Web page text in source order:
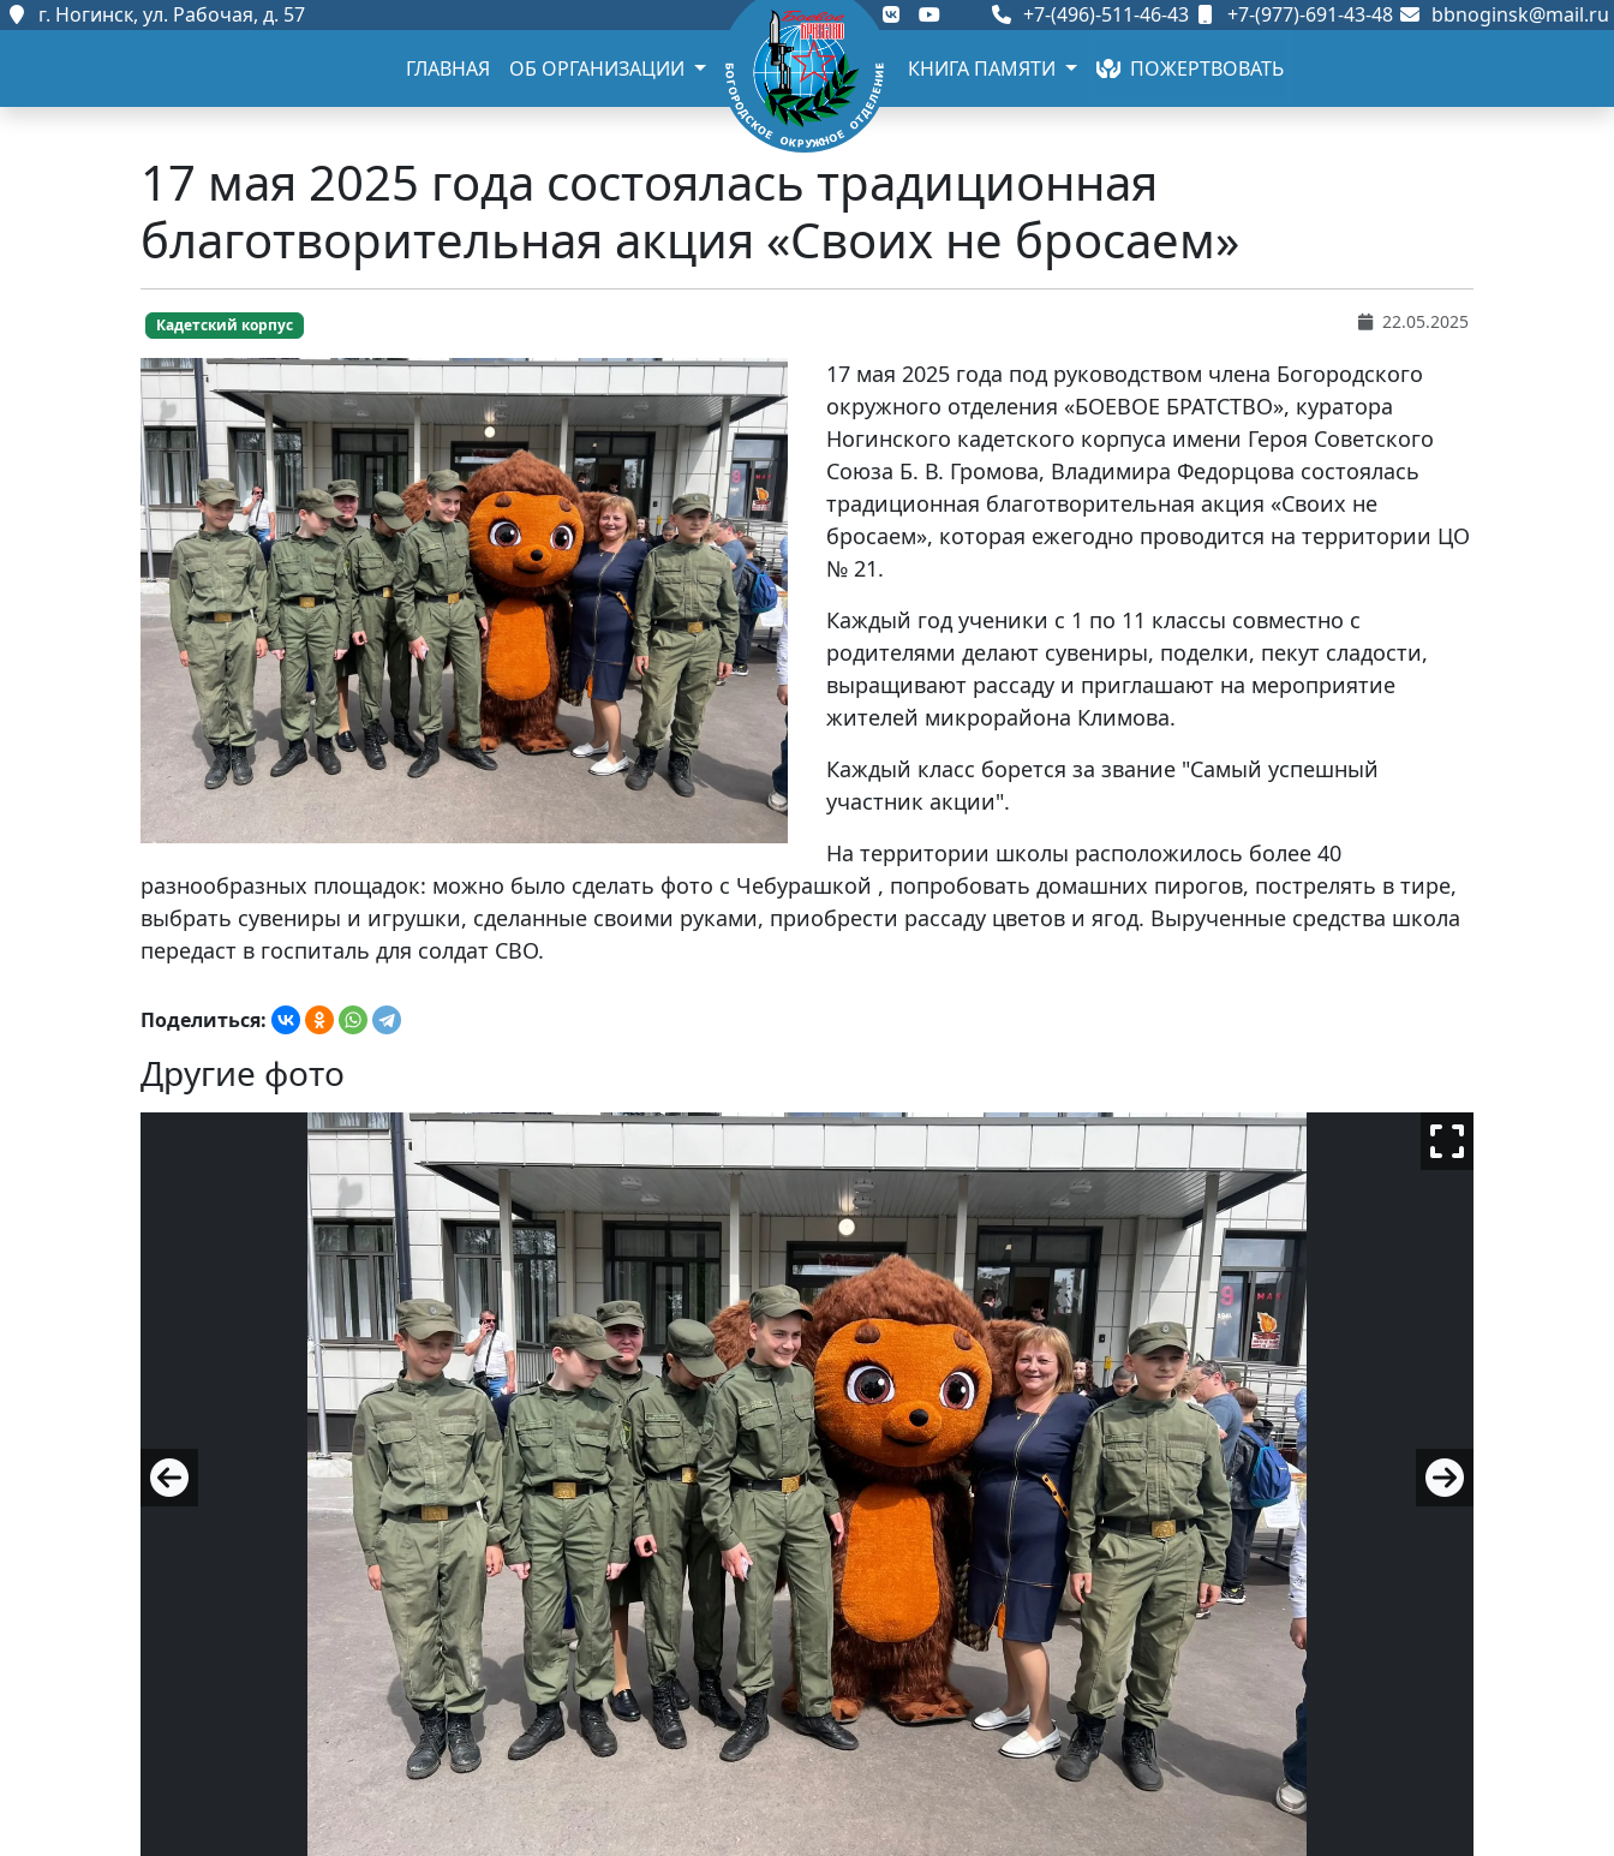
г. Ногинск, ул. Рабочая, д. 57 +7-(496)-511-46-43 +7-(977)-691-43-48 bbnoginsk@mail.ru
ГЛАВНАЯ ОБ ОРГАНИЗАЦИИ КНИГА ПАМЯТИ ПОЖЕРТВОВАТЬ
17 мая 2025 года состоялась традиционная
благотворительная акция «Своих не бросаем»
Кадетский корпус 22.05.2025
17 мая 2025 года под руководством члена Богородского
окружного отделения «БОЕВОЕ БРАТСТВО», куратора
Ногинского кадетского корпуса имени Героя Советского
Союза Б. В. Громова, Владимира Федорцова состоялась
традиционная благотворительная акция «Своих не
бросаем», которая ежегодно проводится на территории ЦО
№ 21.
Каждый год ученики с 1 по 11 классы совместно с
родителями делают сувениры, поделки, пекут сладости,
выращивают рассаду и приглашают на мероприятие
жителей микрорайона Климова.
Каждый класс борется за звание "Самый успешный
участник акции".
На территории школы расположилось более 40
разнообразных площадок: можно было сделать фото с Чебурашкой , попробовать домашних пирогов, пострелять в тире,
выбрать сувениры и игрушки, сделанные своими руками, приобрести рассаду цветов и ягод. Вырученные средства школа
передаст в госпиталь для солдат СВО.
Поделиться:
Другие фото